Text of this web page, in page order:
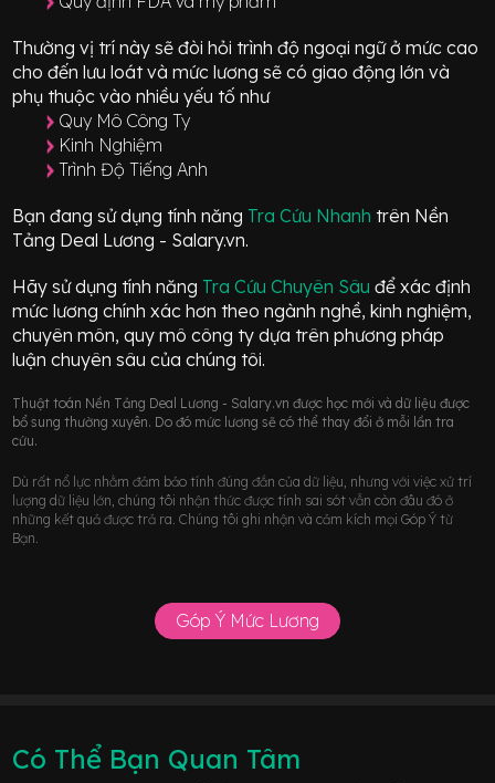
Thường vị trí này sẽ đòi hỏi trình độ ngoại ngữ ở mứccao
cho đến lưu loát và mức lương sẽ có giao độnglớn và
phụ thuộc vào nhiều yếu tố như
Quy Mô Công Ty
Kinh Nghiệm
Trình Độ Tiếng Anh
Bạn đang sử dụng tính năng Tra Cứu Nhanh trên Nền
Tảng Deal Lương - Salary.vn.
Hãy sử dụng tính năng Tra Cứu Chuyên Sâuđể xác định
mức lương chính xác hơn theo ngành nghề, kinh nghiệm,
chuyên môn, quy mô công ty dựa trên phương pháp
luận chuyên sâu của chúng tôi.
Thuật toán Nền Tảng Deal Lương - Salary.vn được học mới và dữ liệu được
bổ sung thường xuyên. Do đó mức lương sẽ có thể thay đổi ở mỗi lần tra
cứu.
Dù rất nổ lực nhằm đảm bảo tính đúng đắn của dữ liệu, nhưng với việc xử trí
lượng dữ liệu lớn, chúng tôi nhận thức được tính sai sót vẫn còn đâu đó ở
những kết quả được trả ra. Chúng tôi ghi nhận và cảm kích mọi Góp Ý từ
Bạn.
Góp Ý Mức Lương
Có Thể Bạn Quan Tâm